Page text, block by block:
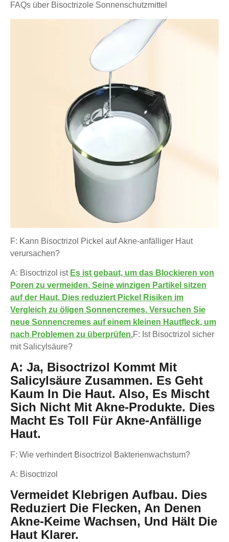
FAQs über Bisoctrizole Sonnenschutzmittel
F: Kann Bisoctrizol Pickel auf Akne-anfälliger Haut
verursachen?
A: Bisoctrizol ist Es ist gebaut, um das Blockieren von
Poren zu vermeiden. Seine winzigen Partikel sitzen
auf der Haut. Dies reduziert Pickel Risiken im
Vergleich zu öligen Sonnencremes. Versuchen Sie
neue Sonnencremes auf einem kleinen Hautfleck, um
nach Problemen zu überprüfen.F: Ist Bisoctrizol sicher
mit Salicylsäure?
A: Ja, Bisoctrizol Kommt Mit
Salicylsäure Zusammen. Es Geht
Kaum In Die Haut. Also, Es Mischt
Sich Nicht Mit Akne-Produkte. Dies
Macht Es Toll Für Akne-Anfällige
Haut.
F: Wie verhindert Bisoctrizol Bakterienwachstum?
A: Bisoctrizol
Vermeidet Klebrigen Aufbau. Dies
Reduziert Die Flecken, An Denen
Akne-Keime Wachsen, Und Hält Die
Haut Klarer.